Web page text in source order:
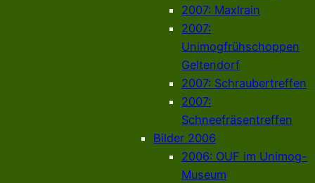
2007: Maxlrain
2007:
Unimogfrühschoppen
Geltendorf
2007: Schraubertreffen
2007:
Schneefräsentreffen
Bilder 2006
2006: OUF im Unimog-
Museum